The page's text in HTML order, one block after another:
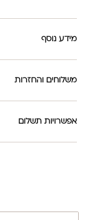
מידע נוסף
משלוחים והחזרות
אפשרויות תשלום